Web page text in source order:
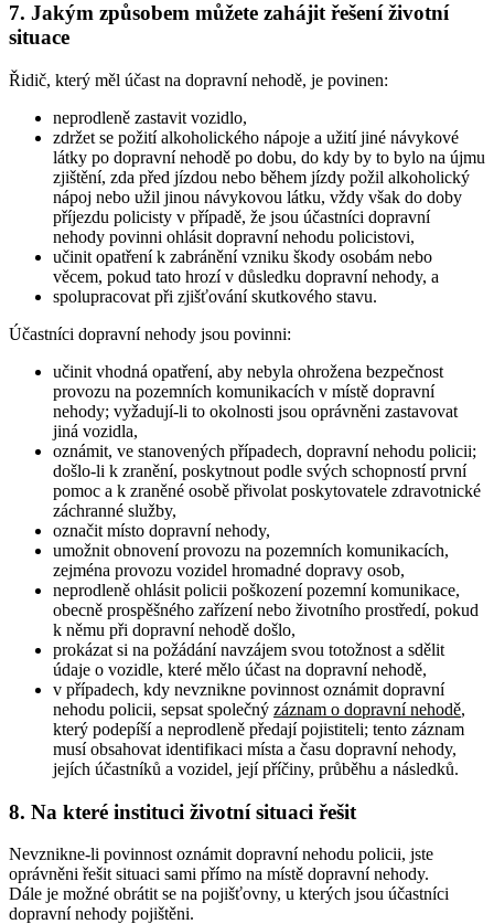
7. Jakým způsobem můžete zahájit řešení životní
situace
Řidič, který měl účast na dopravní nehodě, je povinen:
neprodleně zastavit vozidlo,
zdržet se požití alkoholického nápoje a užití jiné návykové
látky po dopravní nehodě po dobu, do kdy by to bylo na újmu
zjištění, zda před jízdou nebo během jízdy požil alkoholický
nápoj nebo užil jinou návykovou látku, vždy však do doby
příjezdu policisty v případě, že jsou účastníci dopravní
nehody povinni ohlásit dopravní nehodu policistovi,
učinit opatření k zabránění vzniku škody osobám nebo
věcem, pokud tato hrozí v důsledku dopravní nehody, a
spolupracovat při zjišťování skutkového stavu.
Účastníci dopravní nehody jsou povinni:
učinit vhodná opatření, aby nebyla ohrožena bezpečnost
provozu na pozemních komunikacích v místě dopravní
nehody; vyžadují-li to okolnosti jsou oprávněni zastavovat
jiná vozidla,
oznámit, ve stanovených případech, dopravní nehodu policii;
došlo-li k zranění, poskytnout podle svých schopností první
pomoc a k zraněné osobě přivolat poskytovatele zdravotnické
záchranné služby,
označit místo dopravní nehody,
umožnit obnovení provozu na pozemních komunikacích,
zejména provozu vozidel hromadné dopravy osob,
neprodleně ohlásit policii poškození pozemní komunikace,
obecně prospěšného zařízení nebo životního prostředí, pokud
k němu při dopravní nehodě došlo,
prokázat si na požádání navzájem svou totožnost a sdělit
údaje o vozidle, které mělo účast na dopravní nehodě,
v případech, kdy nevznikne povinnost oznámit dopravní
nehodu policii, sepsat společný záznam o dopravní nehodě,
který podepíší a neprodleně předají pojistiteli; tento záznam
musí obsahovat identifikaci místa a času dopravní nehody,
jejích účastníků a vozidel, její příčiny, průběhu a následků.
8. Na které instituci životní situaci řešit
Nevznikne-li povinnost oznámit dopravní nehodu policii, jste
oprávněni řešit situaci sami přímo na místě dopravní nehody.
Dále je možné obrátit se na pojišťovny, u kterých jsou účastníci
dopravní nehody pojištěni.